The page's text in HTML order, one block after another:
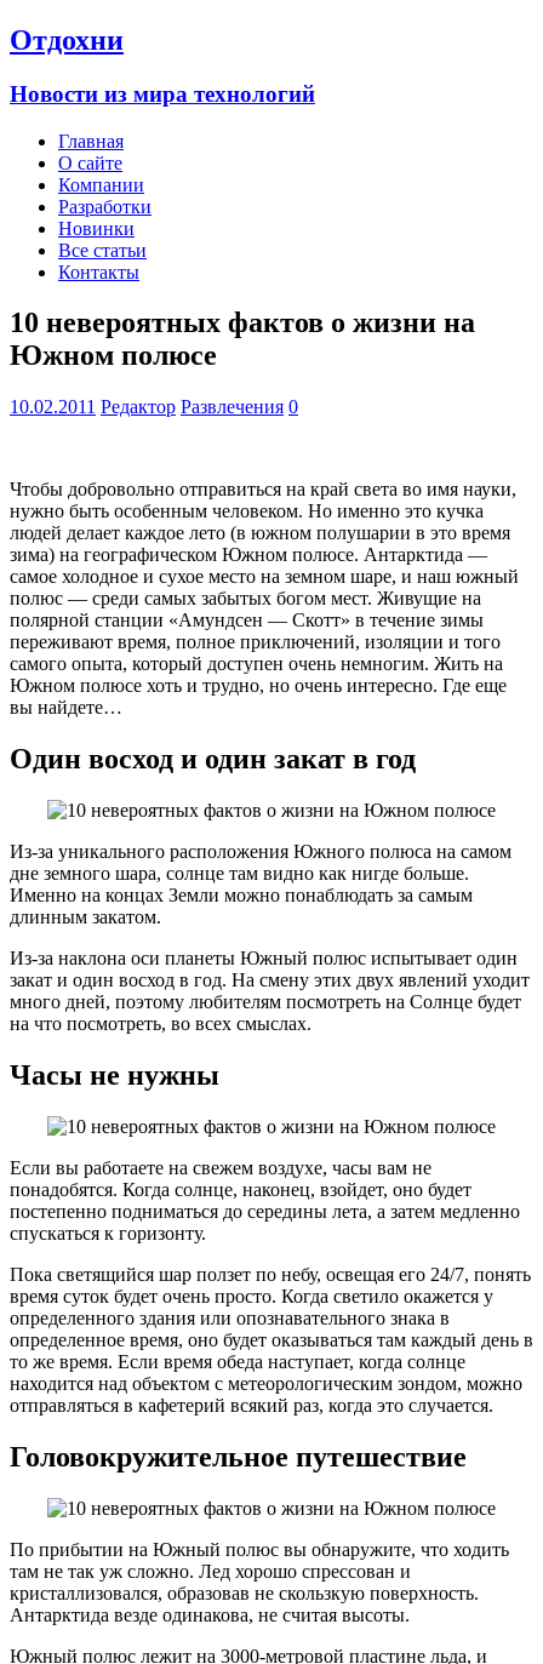
Отдохни
Новости из мира технологий
Главная
О сайте
Компании
Разработки
Новинки
Все статьи
Контакты
10 невероятных фактов о жизни на
Южном полюсе
10.02.2011 Редактор Развлечения 0
Чтобы добровольно отправиться на край света во имя науки,
нужно быть особенным человеком. Но именно это кучка
людей делает каждое лето (в южном полушарии в это время
зима) на географическом Южном полюсе. Антарктида —
самое холодное и сухое место на земном шаре, и наш южный
полюс — среди самых забытых богом мест. Живущие на
полярной станции «Амундсен — Скотт» в течение зимы
переживают время, полное приключений, изоляции и того
самого опыта, который доступен очень немногим. Жить на
Южном полюсе хоть и трудно, но очень интересно. Где еще
вы найдете…
Один восход и один закат в год
Из-за уникального расположения Южного полюса на самом
дне земного шара, солнце там видно как нигде больше.
Именно на концах Земли можно понаблюдать за самым
длинным закатом.
Из-за наклона оси планеты Южный полюс испытывает один
закат и один восход в год. На смену этих двух явлений уходит
много дней, поэтому любителям посмотреть на Солнце будет
на что посмотреть, во всех смыслах.
Часы не нужны
Если вы работаете на свежем воздухе, часы вам не
понадобятся. Когда солнце, наконец, взойдет, оно будет
постепенно подниматься до середины лета, а затем медленно
спускаться к горизонту.
Пока светящийся шар ползет по небу, освещая его 24/7, понять
время суток будет очень просто. Когда светило окажется у
определенного здания или опознавательного знака в
определенное время, оно будет оказываться там каждый день в
то же время. Если время обеда наступает, когда солнце
находится над объектом с метеорологическим зондом, можно
отправляться в кафетерий всякий раз, когда это случается.
Головокружительное путешествие
По прибытии на Южный полюс вы обнаружите, что ходить
там не так уж сложно. Лед хорошо спрессован и
кристаллизовался, образовав не скользкую поверхность.
Антарктида везде одинакова, не считая высоты.
Южный полюс лежит на 3000-метровой пластине льда, и